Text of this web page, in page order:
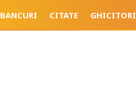
BANCURI CITATE GHICITORI